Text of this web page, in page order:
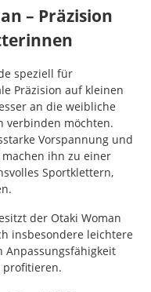
– Präzision
speziell für
Präzision auf kleinen
an die weibliche
verbinden möchten.
Vorspannung und
ihn zu einer
Sportklettern,
der Otaki Woman
insbesondere leichtere
Anpassungsfähigkeit